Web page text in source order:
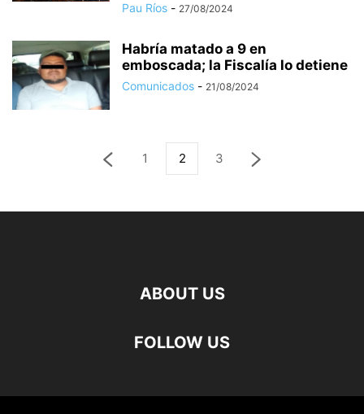
Pau Ríos - 27/08/2024
Habría matado a 9 en
emboscada; la Fiscalía lo detiene
Comunicados - 21/08/2024
1 2 3
ABOUT US
FOLLOW US